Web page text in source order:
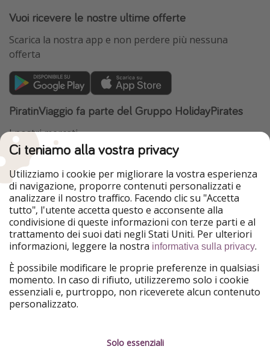
Vuoi ricevere le nostre ultime offerte
Scarica la nostra app e non perdere più nessuna
offerta
PiratinViaggio fa parte del Gruppo HolidayPirates
I nostri mercati
HolidayPirates
VakantiePiraten
WakacyjniPiraci
Ferienpiraten
Urlaubspiraten
Urlaubspiraten
ViajerosPiratas
TravelPirates
Il nostro gruppo
HolidayPirates Group
Conoscici meglio
Chi siamo
Lavora con noi
Informazioni legali
Termini d' Uso
Ci teniamo alla vostra privacy
Utilizziamo i cookie per migliorare la vostra esperienza
di navigazione, proporre contenuti personalizzati e
analizzare il nostro traffico. Facendo clic su "Accetta
tutto", l'utente accetta questo e acconsente alla
condivisione di queste informazioni con terze parti e al
trattamento dei suoi dati negli Stati Uniti. Per ulteriori
informazioni, leggere la nostra informativa sulla privacy.
È possibile modificare le proprie preferenze in qualsiasi
momento. In caso di rifiuto, utilizzeremo solo i cookie
essenziali e, purtroppo, non riceverete alcun contenuto
personalizzato.
Solo essenziali